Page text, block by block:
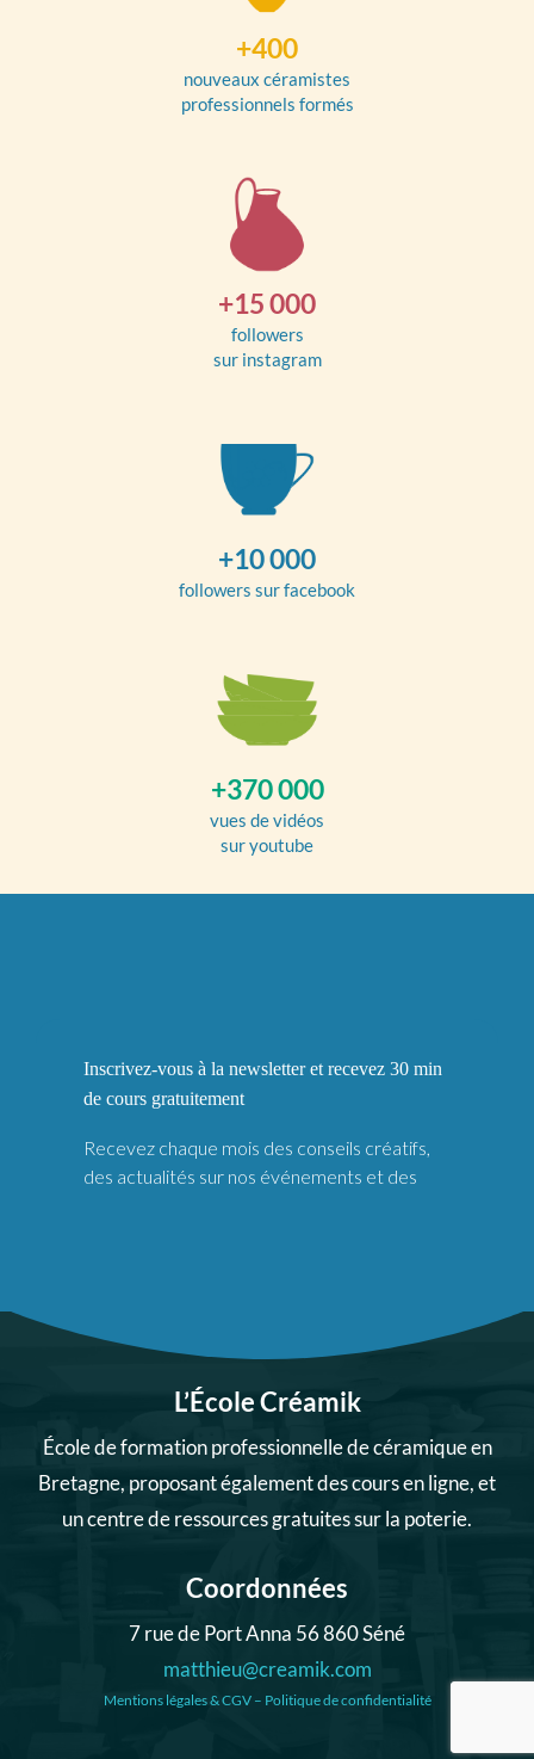
+400
nouveaux céramistes
professionnels formés
+15 000
followers
sur instagram
+10 000
followers sur facebook
+370 000
vues de vidéos
sur youtube
L’École Créamik
École de formation professionnelle de céramique en
Bretagne, proposant également des cours en ligne, et
un centre de ressources gratuites sur la poterie.
Coordonnées
7 rue de Port Anna 56 860 Séné
matthieu@creamik.com
Mentions légales & CGV– Politique de confidentialité